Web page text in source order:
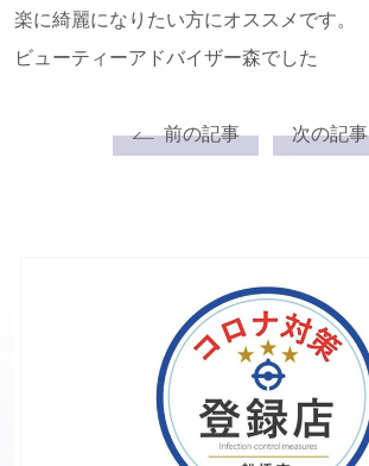
楽に綺麗になりたい方にオススメです。
ビューティーアドバイザー森でした
前の記事 次の記事